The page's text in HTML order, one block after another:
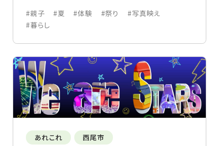
#親子 #夏 #体験 #祭り
#写真映え
#暮らし
あれこれ
西尾市